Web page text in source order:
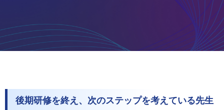
後期研修を終え、次のステップを考えている先生